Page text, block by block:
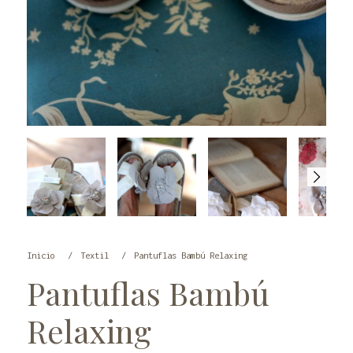
Inicio Textil Pantuflas Bambú Relaxing
Pantuflas Bambú
Relaxing